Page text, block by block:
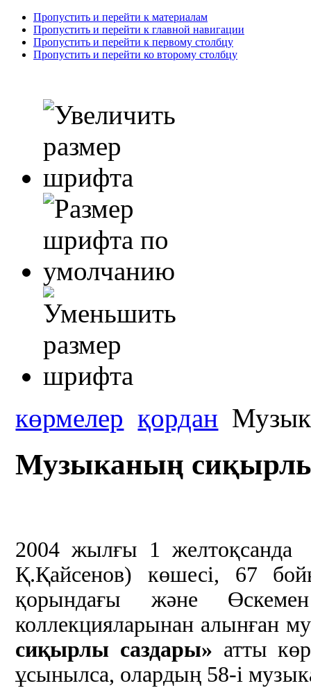
Пропустить и перейти к материалам
Пропустить и перейти к главной навигации
Пропустить и перейти к первому столбцу
Пропустить и перейти ко второму столбцу
көрмелер қордан
Музыканың сиқырлы
2004 жылғы 1 желтоқсанда
Қ.Қайсенов) көшесі, 67
қорындағы және
коллекцияларынан алынған
сиқырлы саздары» атты
ұсынылса, олардың 58-і